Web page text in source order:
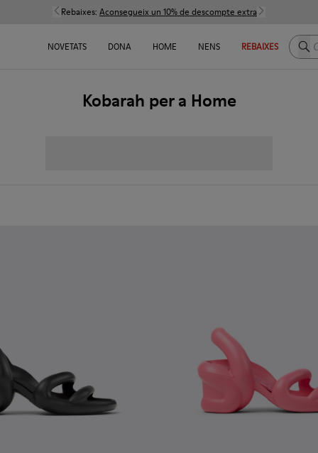
Rebaixes: Aconsegueix un 10% de descompte extra
NOVETATS DONA HOME NENS REBAIXES
Kobarah per a Home